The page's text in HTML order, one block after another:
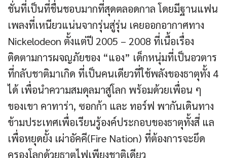
ชั่นที่เป็นที่ชื่นชอบมากที่สุดตลอดกาล โดยมีฐานแฟน
เพลงที่เหนียวแน่นจากรุ่นสู่รุ่น เคยออกอากาศทาง
Nickelodeon ตั้งแต่ปี 2005 – 2008 ที่เนื้อเรื่อง
ติดตามการผจญภัยของ “แอง” เด็กหนุ่มที่เป็นอวตาร
ที่กลับชาติมาเกิด ที่เป็นคนเดียวที่ใช้พลังของธาตุทั้ง 4
ได้ เพื่อนำความสมดุลมาสู่โลก พร้อมด้วยเพื่อน ๆ
ของเขา คาทาร่า, ซอกก้า และ ทอร์ฟ พากันเดินทาง
ข้ามประเทศเพื่อเรียนรู้องค์ประกอบของธาตุทั้งสี่ แล
เพื่อหยุดยั้ง เผ่าอัคคี​(Fire Nation) ที่ต้องการจะยึด
ครองโลกด้วยธาตุไฟเพียงชาติเดียว